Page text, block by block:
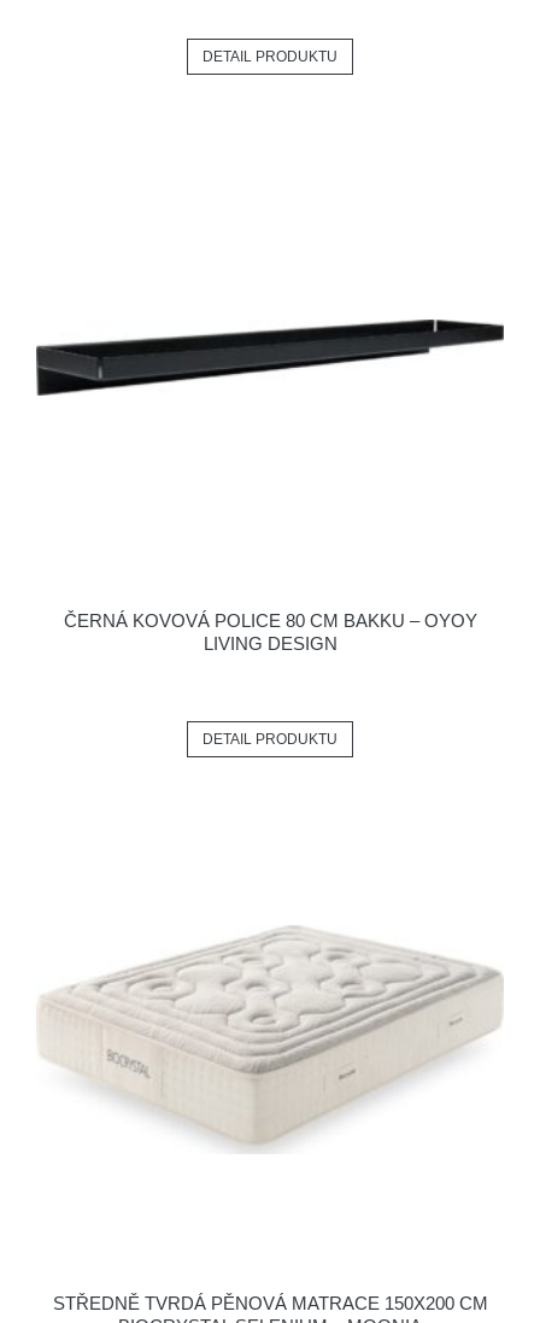
DETAIL PRODUKTU
ČERNÁ KOVOVÁ POLICE 80 CM BAKKU – OYOY
LIVING DESIGN
DETAIL PRODUKTU
STŘEDNĚ TVRDÁ PĚNOVÁ MATRACE 150X200 CM